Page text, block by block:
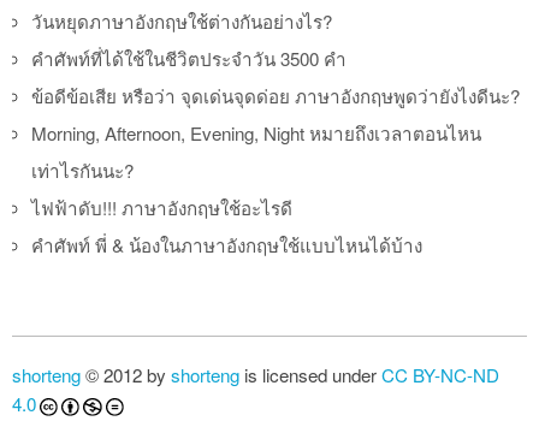
วันหยุดภาษาอังกฤษใช้ต่างกันอย่างไร?
คำศัพท์ที่ได้ใช้ในชีวิตประจำวัน 3500 คำ
ข้อดีข้อเสีย หรือว่า จุดเด่นจุดด่อย ภาษาอังกฤษพูดว่ายังไงดีนะ?
Morning, Afternoon, Evening, Night หมายถึงเวลาตอนไหน
เท่าไรกันนะ?
ไฟฟ้าดับ!!! ภาษาอังกฤษใช้อะไรดี
คำศัพท์ พี่ & น้องในภาษาอังกฤษใช้แบบไหนได้บ้าง
shorteng© 2012 by shorteng is licensed underCC BY-NC-ND
4.0